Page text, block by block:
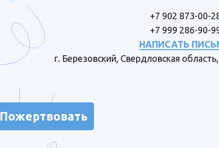
+7 902 873-00-
+7 999 286-90-
НАПИСАТЬ
г. Березовский, Свердловская
Пожертвовать